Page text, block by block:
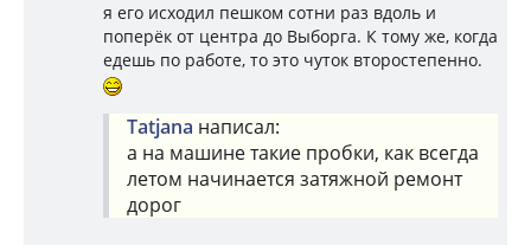
я его исходил пешком сотни раз вдоль и
поперёк от центра до Выборга. К тому же, когда
едешь по работе, то это чуток второстепенно.
Tatjana написал:
а на машине такие пробки, как всегда
летом начинается затяжной ремонт
дорог